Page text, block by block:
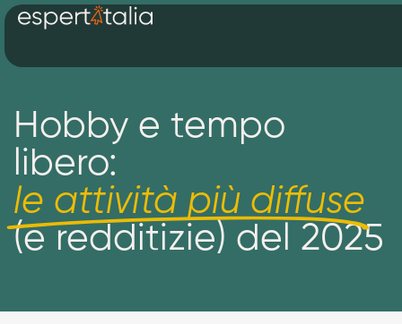
Hobby e tempo
libero:
le attività più diffuse
(e redditizie) del 2025